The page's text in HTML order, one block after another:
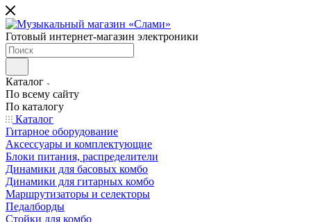
Готовый интернет-магазин электроники
Каталог
По всему сайту
По каталогу
Каталог
Гитарное оборудование
Аксессуары и комплектующие
Блоки питания, распределители
Динамики для басовых комбо
Динамики для гитарных комбо
Маршрутизаторы и селекторы
Педалборды
Стойки для комбо